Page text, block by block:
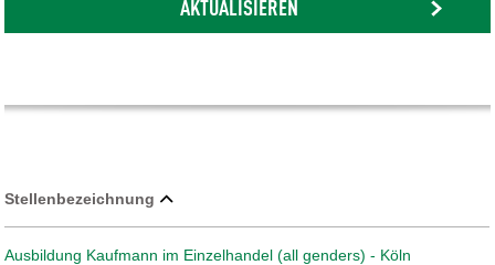
AKTUALISIEREN
Stellenbezeichnung
Ausbildung Kaufmann im Einzelhandel (all genders) - Köln